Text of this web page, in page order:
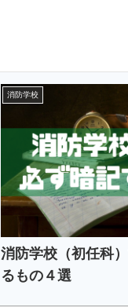
消防学校
消防学校（初任科
るもの４選